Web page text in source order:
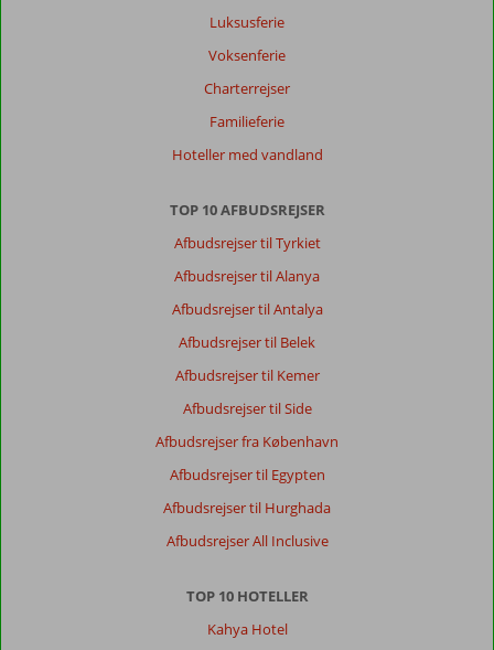
Luksusferie
Voksenferie
Charterrejser
Familieferie
Hoteller med vandland
TOP 10 AFBUDSREJSER
Afbudsrejser til Tyrkiet
Afbudsrejser til Alanya
Afbudsrejser til Antalya
Afbudsrejser til Belek
Afbudsrejser til Kemer
Afbudsrejser til Side
Afbudsrejser fra København
Afbudsrejser til Egypten
Afbudsrejser til Hurghada
Afbudsrejser All Inclusive
TOP 10 HOTELLER
Kahya Hotel